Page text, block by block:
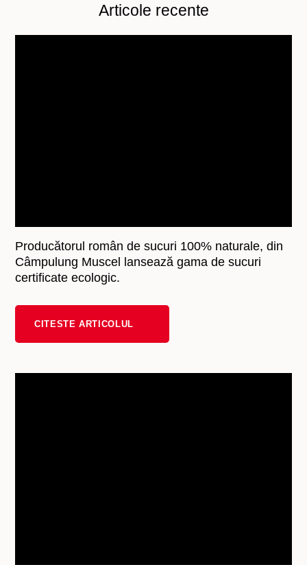
Articole recente
Producătorul român de sucuri 100% naturale, din
Câmpulung Muscel lansează gama de sucuri
certificate ecologic.
CITESTE ARTICOLUL